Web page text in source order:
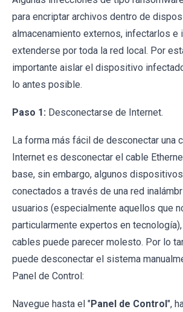
para encriptar archivos dentro de
almacenamiento externos, infectarlos e
extenderse por toda la red local. Por
importante aislar el dispositivo
lo antes posible.
Paso 1: Desconectarse de Internet.
La forma más fácil de desconectar una
Internet es desconectar el cable
base, sin embargo, algunos
conectados a través de una red
usuarios (especialmente aquellos que
particularmente expertos en
cables puede parecer molesto. Por lo
puede desconectar el sistema
Panel de Control:
Navegue hasta el "Panel de Control",